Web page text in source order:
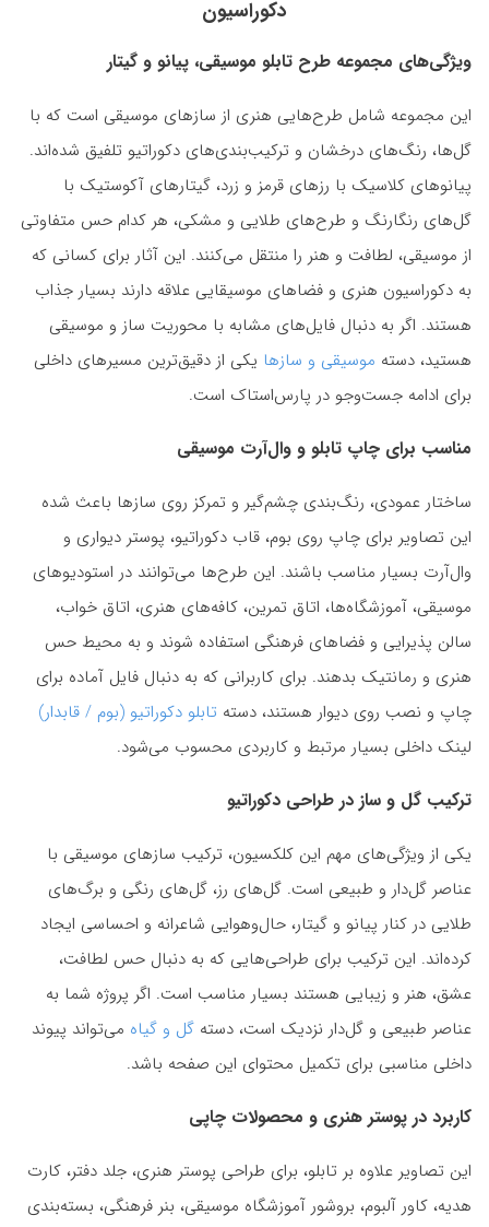
دکوراسیون
ویژگی‌های مجموعه طرح تابلو موسیقی، پیانو و گیتار
این مجموعه شامل طرح‌هایی هنری از سازهای موسیقی است که با
گل‌ها، رنگ‌های درخشان و ترکیب‌بندی‌های دکوراتیو تلفیق شده‌اند.
پیانوهای کلاسیک با رزهای قرمز و زرد، گیتارهای آکوستیک با
گل‌های رنگارنگ و طرح‌های طلایی و مشکی، هر کدام حس متفاوتی
از موسیقی، لطافت و هنر را منتقل می‌کنند. این آثار برای کسانی که
به دکوراسیون هنری و فضاهای موسیقایی علاقه دارند بسیار جذاب
هستند. اگر به دنبال فایل‌های مشابه با محوریت ساز و موسیقی
هستید، دسته موسیقی و سازها یکی از دقیق‌ترین مسیرهای داخلی
برای ادامه جست‌وجو در پارس‌استاک است.
مناسب برای چاپ تابلو و وال‌آرت موسیقی
ساختار عمودی، رنگ‌بندی چشم‌گیر و تمرکز روی سازها باعث شده
این تصاویر برای چاپ روی بوم، قاب دکوراتیو، پوستر دیواری و
وال‌آرت بسیار مناسب باشند. این طرح‌ها می‌توانند در استودیوهای
موسیقی، آموزشگاه‌ها، اتاق تمرین، کافه‌های هنری، اتاق خواب،
سالن پذیرایی و فضاهای فرهنگی استفاده شوند و به محیط حس
هنری و رمانتیک بدهند. برای کاربرانی که به دنبال فایل آماده برای
چاپ و نصب روی دیوار هستند، دسته تابلو دکوراتیو (بوم / قابدار)
لینک داخلی بسیار مرتبط و کاربردی محسوب می‌شود.
ترکیب گل و ساز در طراحی دکوراتیو
یکی از ویژگی‌های مهم این کلکسیون، ترکیب سازهای موسیقی با
عناصر گل‌دار و طبیعی است. گل‌های رز، گل‌های رنگی و برگ‌های
طلایی در کنار پیانو و گیتار، حال‌وهوایی شاعرانه و احساسی ایجاد
کرده‌اند. این ترکیب برای طراحی‌هایی که به دنبال حس لطافت،
عشق، هنر و زیبایی هستند بسیار مناسب است. اگر پروژه شما به
عناصر طبیعی و گل‌دار نزدیک است، دسته گل و گیاه می‌تواند پیوند
داخلی مناسبی برای تکمیل محتوای این صفحه باشد.
کاربرد در پوستر هنری و محصولات چاپی
این تصاویر علاوه بر تابلو، برای طراحی پوستر هنری، جلد دفتر، کارت
هدیه، کاور آلبوم، بروشور آموزشگاه موسیقی، بنر فرهنگی، بسته‌بندی